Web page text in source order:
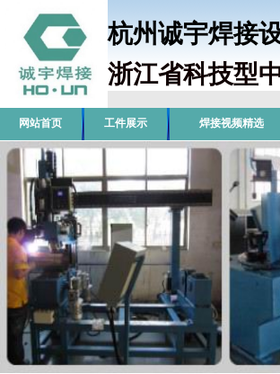
杭州诚宇焊
浙江省科技型
网站首页 工件展示 焊接视频精选